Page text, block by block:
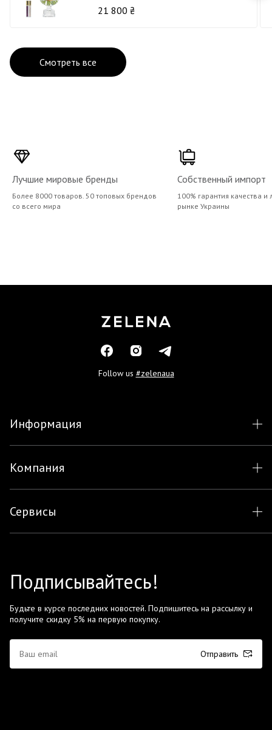
21 800 ₴
Смотреть все
Лучшие мировые бренды
Более 8000 товаров. 50 топовых брендов
со всего мира
Собственный импорт
100% гарантия качества
рынке Украины
Follow us #zelenaua
Информация
Компания
Сервисы
Подписывайтесь!
Будьте в курсе последних новостей. Подпишитесь на рассылку и
получите скидку 5% на первую покупку.
Отправить